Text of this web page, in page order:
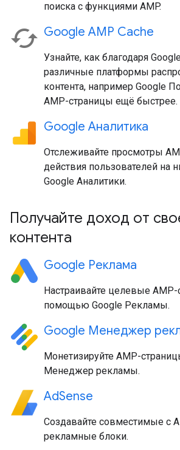
поиска с функциями AMP.
Google AMP Cache
Узнайте, как благодаря
различные платформы
контента, например Google
AMP-страницы ещё быстрее.
Google Аналитика
Отслеживайте просмотры
действия пользователей на
Google Аналитики.
Получайте доход от
контента
Google Реклама
Настраивайте целевые
помощью Google Рекламы.
Google Менеджер
Монетизируйте AMP-
Менеджер рекламы.
AdSense
Создавайте совместимые с
рекламные блоки.